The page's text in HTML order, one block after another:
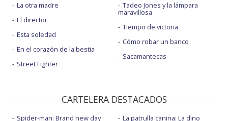
La otra madre
El director
Esta soledad
En el corazón de la bestia
Street Fighter
Tadeo Jones y la lámpara
maravillosa
Tiempo de victoria
Cómo robar un banco
Sacamantecas
CARTELERA DESTACADOS
Spider-man: Brand new day
La patrulla canina: La dino